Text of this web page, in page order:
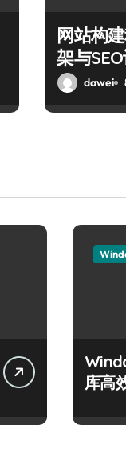
网站构
架与
dawei
库高